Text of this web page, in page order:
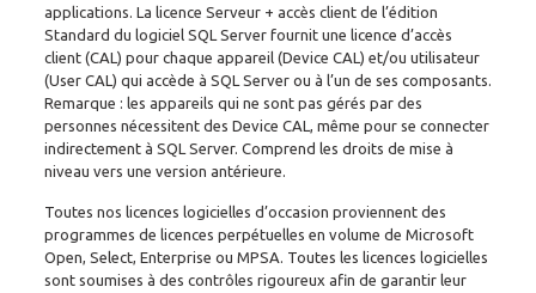
applications. La licence Serveur + accès client de l’édition
Standard du logiciel SQL Server fournit une licence d’accès
client (CAL) pour chaque appareil (Device CAL) et/ou utilisateur
(User CAL) qui accède à SQL Server ou à l’un de ses composants.
Remarque : les appareils qui ne sont pas gérés par des
personnes nécessitent des Device CAL, même pour se connecter
indirectement à SQL Server. Comprend les droits de mise à
niveau vers une version antérieure.
Toutes nos licences logicielles d’occasion proviennent des
programmes de licences perpétuelles en volume de Microsoft
Open, Select, Enterprise ou MPSA. Toutes les licences logicielles
sont soumises à des contrôles rigoureux afin de garantir leur